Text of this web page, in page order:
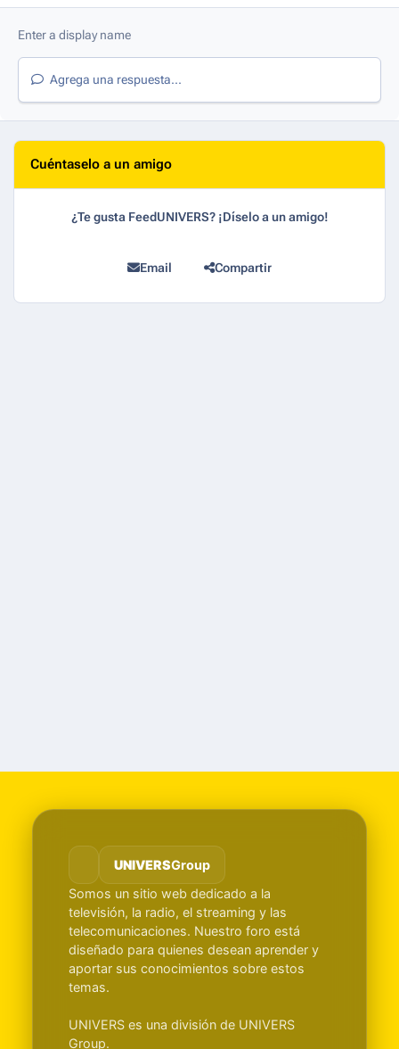
Agrega una respuesta...
Cuéntaselo a un amigo
¿Te gusta FeedUNIVERS? ¡Díselo a un amigo!
Email Compartir
UNIVERSGroup
Somos un sitio web dedicado a la
televisión, la radio, el streaming y las
telecomunicaciones. Nuestro foro está
diseñado para quienes desean aprender y
aportar sus conocimientos sobre estos
temas.
UNIVERS es una división de UNIVERS
Group.